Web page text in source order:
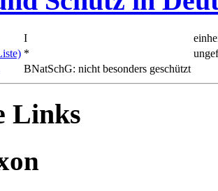
I
*
BNatSchG: nicht besonders geschützt
Links